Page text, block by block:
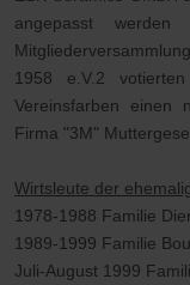
angepasst
1958 e.V.2
Vereinsfarben einen
Firma "3M"
Wirtsleute der
1978-1988 Familie
1989-1999 Familie
Juli-August 1999